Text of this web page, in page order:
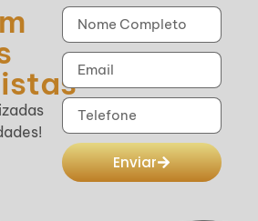
Enviar